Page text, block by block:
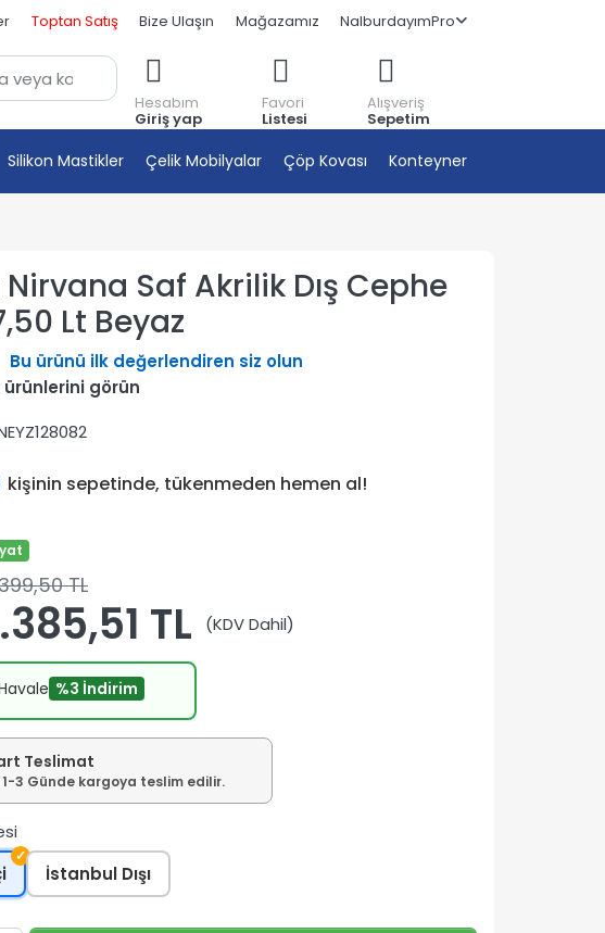
Toptan Satış Bize Ulaşın Mağazamız NalburdayımPro
Hesabım
Giriş yap
Favori
Listesi
Alışveriş
Sepetim
Silikon Mastikler Çelik Mobilyalar Çöp Kovası Konteyner
Saf Akrilik Dış Cephe
Lt Beyaz
Bu ürünü ilk değerlendiren siz olun
ürünlerini görün
kişinin sepetinde, tükenmeden hemen al!
TL
TL (KDV Dahil)
%3 İndirim
Teslimat
1-3 Günde kargoya teslim edilir.
✓
İstanbul Dışı